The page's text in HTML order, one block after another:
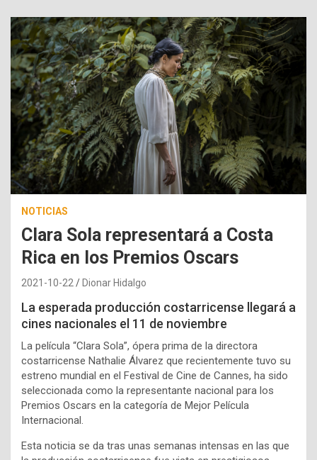
NOTICIAS
Clara Sola representará a Costa
Rica en los Premios Oscars
2021-10-22 Dionar Hidalgo
La esperada producción costarricense llegará a
cines nacionales el 11 de noviembre
La película “Clara Sola”, ópera prima de la directora
costarricense Nathalie Álvarez que recientemente tuvo su
estreno mundial en el Festival de Cine de Cannes, ha sido
seleccionada como la representante nacional para los
Premios Oscars en la categoría de Mejor Película
Internacional.
Esta noticia se da tras unas semanas intensas en las que